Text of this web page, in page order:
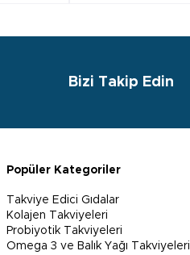
Bizi Takip Edin
Popüler Kategoriler
Takviye Edici Gıdalar
Kolajen Takviyeleri
Probiyotik Takviyeleri
Omega 3 ve Balık Yağı Takviyeleri